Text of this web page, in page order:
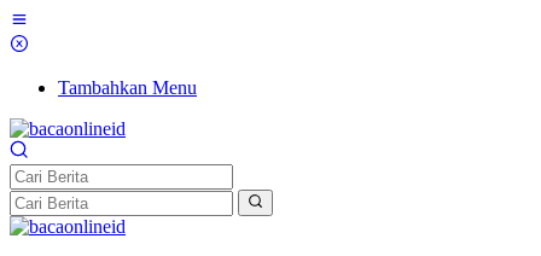
Tambahkan Menu